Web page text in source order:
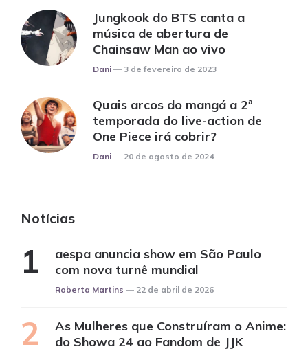
Jungkook do BTS canta a
música de abertura de
Chainsaw Man ao vivo
Posted
Dani 3 de fevereiro de 2023
Quais arcos do mangá a 2ª
temporada do live-action de
One Piece irá cobrir?
Posted
Dani 20 de agosto de 2024
Notícias
aespa anuncia show em São Paulo
com nova turnê mundial
Posted
Roberta Martins 22 de abril de 2026
As Mulheres que Construíram o Anime:
do Showa 24 ao Fandom de JJK